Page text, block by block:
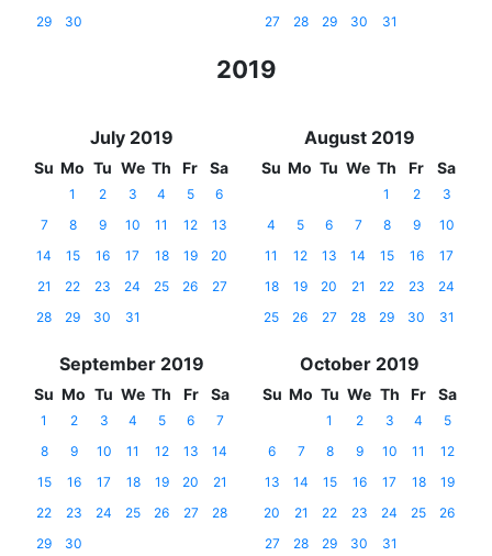
29
30
27
28 29 30 31
2019
July 2019
Su Mo Tu We Th Fr Sa
1 2 3 4 5
6
7
8 9 10 11 12
13
14
15 16 17 18 19
20
21
22 23 24 25 26
27
28
29 30 31
August 2019
Su Mo Tu We Th Fr Sa
1 2
3
4
5 6 7 8 9
10
11
12 13 14 15 16
17
18
19 20 21 22 23
24
25
26 27 28 29 30 31
September 2019
Su Mo Tu We Th Fr Sa
1 2 3 4 5 6
7
8
9 10 11 12 13
14
15
16 17 18 19 20
21
22
23 24 25 26 27
28
29
30
October 2019
Su Mo Tu We Th Fr Sa
1 2 3 4
5
6
7 8 9 10 11
12
13
14 15 16 17 18
19
20
21 22 23 24 25
26
27
28 29 30 31